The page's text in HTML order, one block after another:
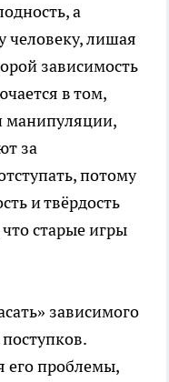
а
человеку, лишая
зависимость
в том,
манипуляции,
за
потому
и твёрдость
старые игры
зависимого
его проблемы,